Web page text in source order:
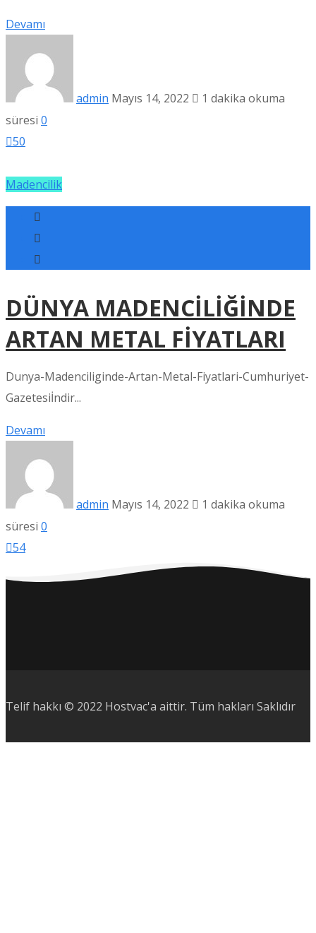
Devamı
admin Mayıs 14, 2022
1 dakika okuma
süresi 0
50
Madencilik
DÜNYA MADENCİLİĞİNDE
ARTAN METAL FİYATLARI
Dunya-Madenciliginde-Artan-Metal-Fiyatlari-Cumhuriyet-
Gazetesiİndir...
Devamı
admin Mayıs 14, 2022
1 dakika okuma
süresi 0
54
Telif hakkı © 2022 Hostvac'a aittir. Tüm hakları Saklıdır